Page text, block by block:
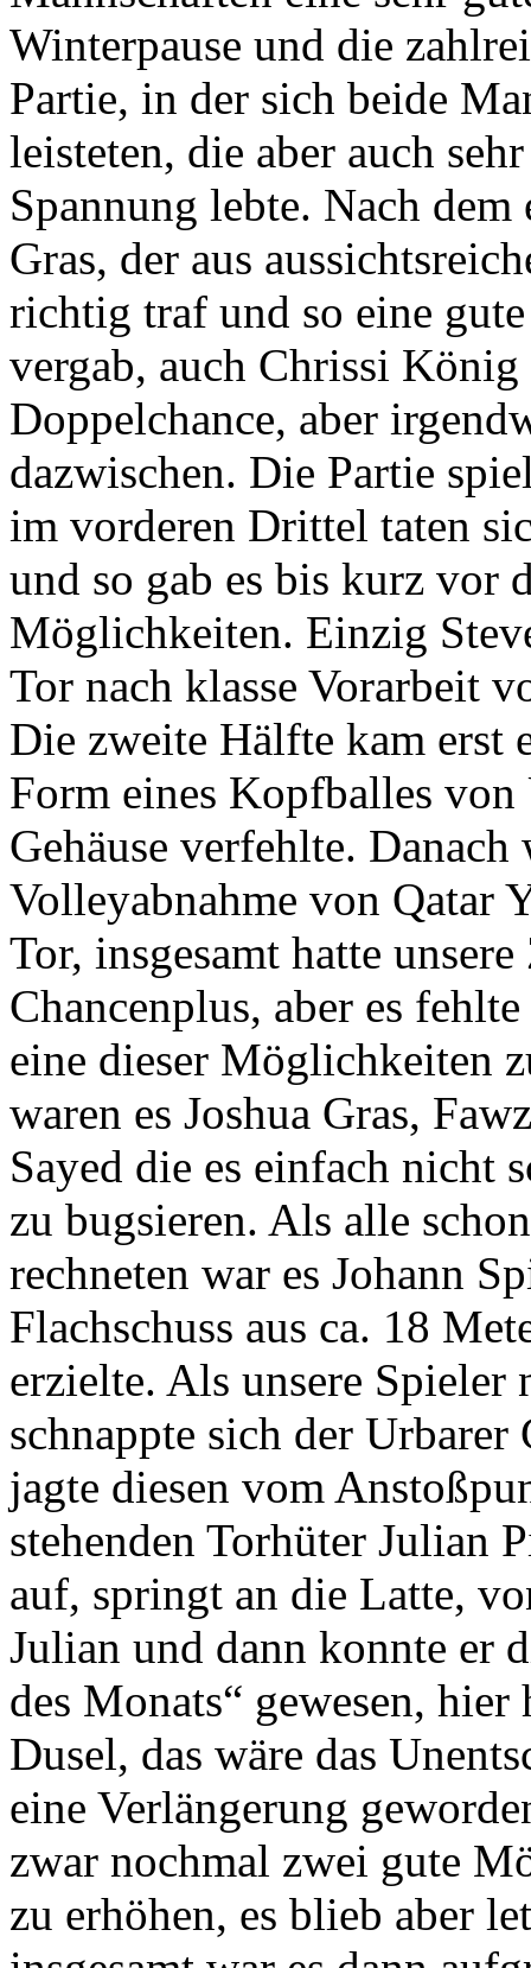
Winterpause und die
Partie, in der sich beide
leisteten, die aber auch
Spannung lebte. Nach dem
Gras, der aus
richtig traf und so eine
vergab, auch Chrissi
Doppelchance, aber
dazwischen. Die Partie
im vorderen Drittel taten
und so gab es bis kurz vor
Möglichkeiten. Einzig
Tor nach klasse Vorarbeit
Die zweite Hälfte kam erst
Form eines Kopfballes
Gehäuse verfehlte.
Volleyabnahme von Qatar
Tor, insgesamt hatte
Chancenplus, aber es
eine dieser Möglichkeiten
waren es Joshua Gras,
Sayed die es einfach nicht
zu bugsieren. Als alle
rechneten war es Johann
Flachschuss aus ca. 18
erzielte. Als unsere Spieler
schnappte sich der
jagte diesen vom
stehenden Torhüter Julian
auf, springt an die Latte,
Julian und dann konnte er
des Monats“ gewesen,
Dusel, das wäre das
eine Verlängerung
zwar nochmal zwei gute
zu erhöhen, es blieb aber